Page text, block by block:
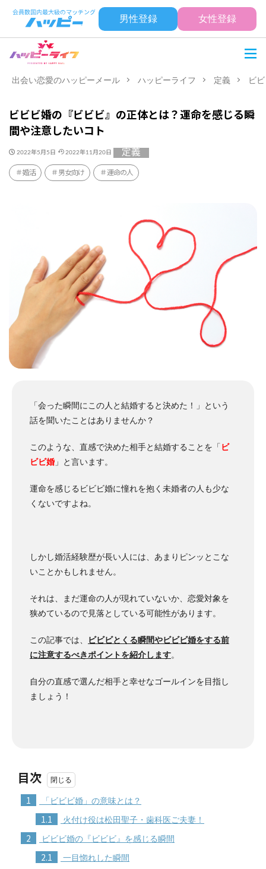
男性登録 女性登録
出会い恋愛のハッピーメール ハッピーライフ 定義 ビ
ビビビ婚の『ビビビ』の正体とは？運命を感じる瞬
間や注意したいコト
2022年5月5日 2022年11月20日 定義
婚活 男女向け 運命の人
「会った瞬間にこの人と結婚すると決めた！」という
話を聞いたことはありませんか？
このような、直感で決めた相手と結婚することを「 ビ
ビビ婚 」と言います。
運命を感じるビビビ婚に憧れを抱く未婚者の人も少な
くないですよね。
しかし婚活経験歴が長い人には、あまりピンッとこな
いことかもしれません。
それは、まだ運命の人が現れていないか、恋愛対象を
狭めているので見落としている可能性があります。
この記事では、
ビビビとくる瞬間やビビビ婚をする前
に注意するべきポイントを紹介します。
自分の直感で選んだ相手と幸せなゴールインを目指し
ましょう！
目次
1 「ビビビ婚」の意味とは？
1.1 火付け役は松田聖子・歯科医ご夫妻！
2 ビビビ婚の『ビビビ』を感じる瞬間
2.1 一目惚れした瞬間